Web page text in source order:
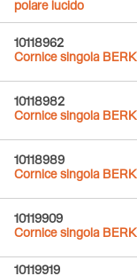
polare lucido
10118962
Cornice singola
10118982
Cornice singola
10118989
Cornice singola
10119909
Cornice singola
10119919